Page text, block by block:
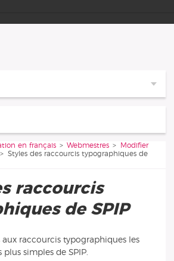
en français Webmestres
Modifier
Styles des raccourcis typographiques de
raccourcis
de SPIP
aux raccourcis typographiques les
simples de SPIP.